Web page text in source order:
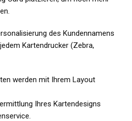
des Kundennamens
Kartendrucker (Zebra,
werden mit Ihrem Layout
Ihres Kartendesigns